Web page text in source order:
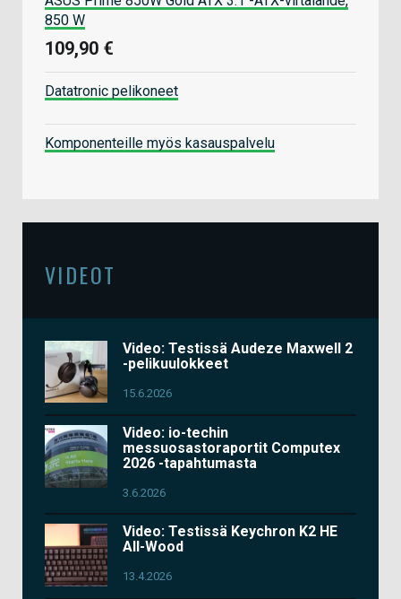
850 W
109,90 €
Datatronic pelikoneet
Komponenteille myös kasauspalvelu
VIDEOT
Video: Testissä Audeze Maxwell 2
-pelikuulokkeet
15.6.2026
Video: io-techin
messuosastoraportit Computex
2026 -tapahtumasta
3.6.2026
Video: Testissä Keychron K2 HE
All-Wood
13.4.2026